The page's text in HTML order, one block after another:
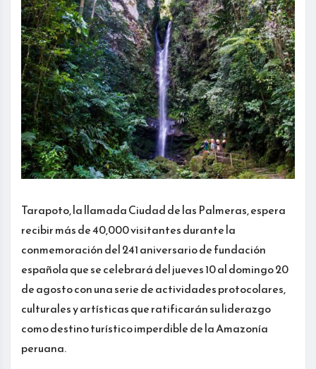
Tarapoto, la llamada Ciudad de las Palmeras, espera
recibir más de 40,000 visitantes durante la
conmemoración del 241 aniversario de fundación
española que se celebrará del jueves 10 al domingo 20
de agosto con una serie de actividades protocolares,
culturales y artísticas que ratificarán su liderazgo
como destino turístico imperdible de la Amazonía
peruana.